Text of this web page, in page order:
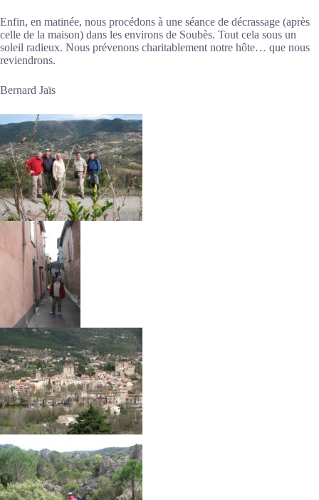
Enfin, en matinée, nous procédons à une séance de décrassage (après
celle de la maison) dans les environs de Soubès. Tout cela sous un
soleil radieux. Nous prévenons charitablement notre hôte… que nous
reviendrons.
Bernard Jaïs